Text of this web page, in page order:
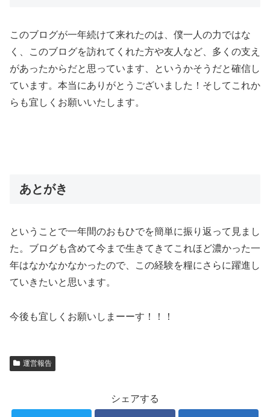
このブログが一年続けて来れたのは、僕一人の力ではな
く、このブログを訪れてくれた方や友人など、多くの支え
があったからだと思っています、というかそうだと確信し
ています。本当にありがとうございました！そしてこれか
らも宜しくお願いいたします。
あとがき
ということで一年間のおもひでを簡単に振り返って見まし
た。ブログも含めて今まで生きてきてこれほど濃かった一
年はなかなかなかったので、この経験を糧にさらに躍進し
ていきたいと思います。
今後も宜しくお願いしまーーす！！！
運営報告
シェアする